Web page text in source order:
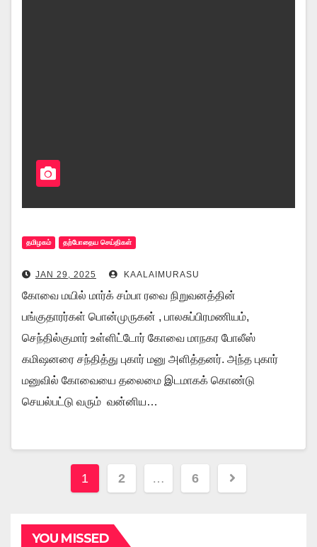
தமிழகம் தற்போதைய செய்திகள்
JAN 29, 2025 KAALAIMURASU
கோவை மயில் மார்க் சம்பா ரவை நிறுவனத்தின்
பங்குதாரர்கள் பொன்முருகன் , பாலசுப்பிரமணியம்,
செந்தில்குமார் உள்ளிட்டோர் கோவை மாநகர போலீஸ்
கமிஷனரை சந்தித்து புகார் மனு அளித்தனர். அந்த புகார்
மனுவில் கோவையை தலைமை இடமாகக் கொண்டு
செயல்பட்டு வரும் வன்னிய…
Posts
1 2 … 6
YOU MISSED